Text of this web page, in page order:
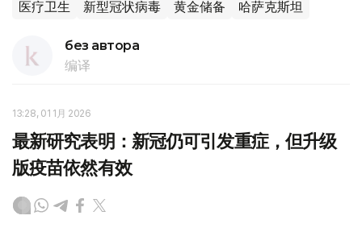
医疗卫生 新型冠状病毒 黄金储备 哈萨克斯坦
без автора
编译
13:28, 01 1月 2026
最新研究表明：新冠仍可引发重症，但升级
版疫苗依然有效